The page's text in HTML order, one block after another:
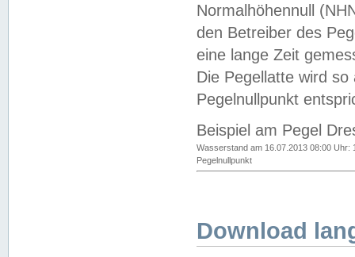
Normalhöhennull
den Betreiber des
eine lange Zeit
Die Pegellatte wird
Pegelnullpunkt
Beispiel am Pegel
Wasserstand am 16.07.2013 08:00 Uhr:
Pegelnullpunkt
Download